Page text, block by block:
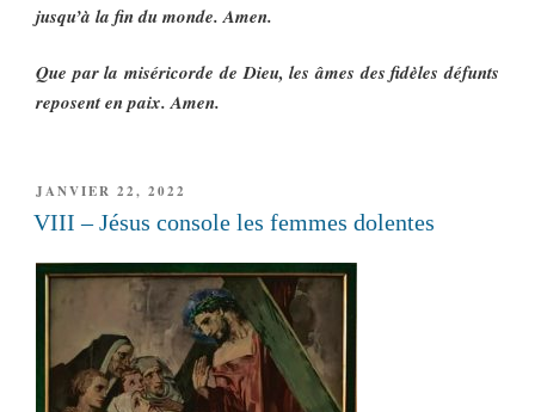
jusqu’à la fin du monde. Amen.
Que par la miséricorde de Dieu, les âmes des fidèles défunts
reposent en paix. Amen.
PUBLIÉ
LE
JANVIER 22, 2022
VIII – Jésus console les femmes dolentes